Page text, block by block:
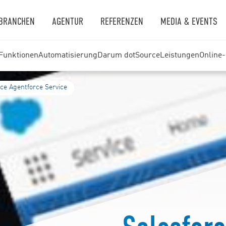
AGENTUR REFERENZEN MEDIA & EVENTS
AutomatisierungDarum dotSourceLeistungen
Agentforce Service